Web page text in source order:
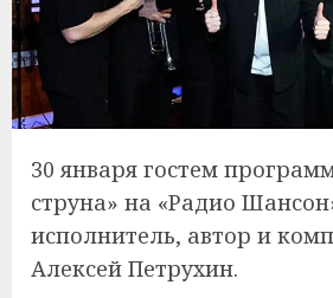
30 января гостем
струна» на «Радио
исполнитель, автор и
Алексей Петрухин.